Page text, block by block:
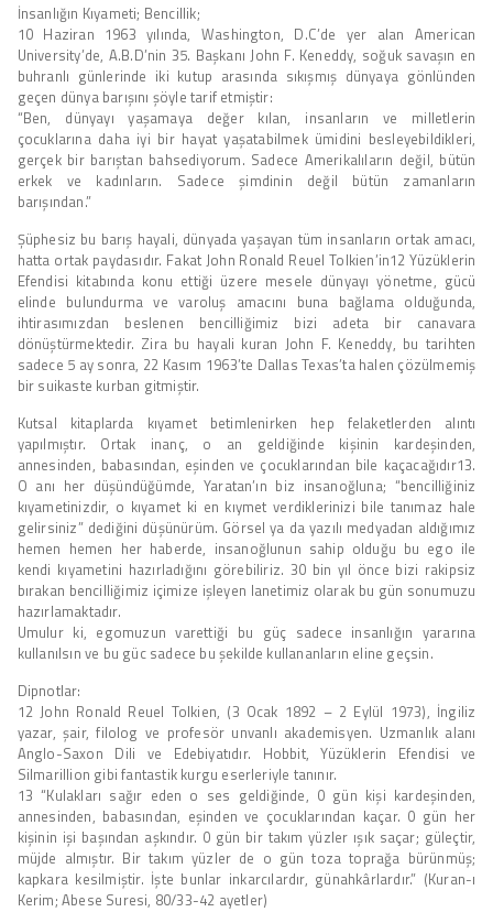
İnsanlığın Kıyameti; Bencillik;
10 Haziran 1963 yılında, Washington, D.C’de yer alan American
University’de, A.B.D’nin 35. Başkanı John F. Keneddy, soğuk savaşın en
buhranlı günlerinde iki kutup arasında sıkışmış dünyaya gönlünden
geçen dünya barışını şöyle tarif etmiştir:
“Ben, dünyayı yaşamaya değer kılan, insanların ve milletlerin
çocuklarına daha iyi bir hayat yaşatabilmek ümidini besleyebildikleri,
gerçek bir barıştan bahsediyorum. Sadece Amerikalıların değil, bütün
erkek ve kadınların. Sadece şimdinin değil bütün zamanların
barışından.”
Şüphesiz bu barış hayali, dünyada yaşayan tüm insanların ortak amacı,
hatta ortak paydasıdır. Fakat John Ronald Reuel Tolkien’in12 Yüzüklerin
Efendisi kitabında konu ettiği üzere mesele dünyayı yönetme, gücü
elinde bulundurma ve varoluş amacını buna bağlama olduğunda,
ihtirasımızdan beslenen bencilliğimiz bizi adeta bir canavara
dönüştürmektedir. Zira bu hayali kuran John F. Keneddy, bu tarihten
sadece 5 ay sonra, 22 Kasım 1963’te Dallas Texas’ta halen çözülmemiş
bir suikaste kurban gitmiştir.
Kutsal kitaplarda kıyamet betimlenirken hep felaketlerden alıntı
yapılmıştır. Ortak inanç, o an geldiğinde kişinin kardeşinden,
annesinden, babasından, eşinden ve çocuklarından bile kaçacağıdır13.
O anı her düşündüğümde, Yaratan’ın biz insanoğluna; “bencilliğiniz
kıyametinizdir, o kıyamet ki en kıymet verdiklerinizi bile tanımaz hale
gelirsiniz” dediğini düşünürüm. Görsel ya da yazılı medyadan aldığımız
hemen hemen her haberde, insanoğlunun sahip olduğu bu ego ile
kendi kıyametini hazırladığını görebiliriz. 30 bin yıl önce bizi rakipsiz
bırakan bencilliğimiz içimize işleyen lanetimiz olarak bu gün sonumuzu
hazırlamaktadır.
Umulur ki, egomuzun varettiği bu güç sadece insanlığın yararına
kullanılsın ve bu güc sadece bu şekilde kullananların eline geçsin.
Dipnotlar:
12 John Ronald Reuel Tolkien, (3 Ocak 1892 – 2 Eylül 1973), İngiliz
yazar, şair, filolog ve profesör unvanlı akademisyen. Uzmanlık alanı
Anglo-Saxon Dili ve Edebiyatıdır. Hobbit, Yüzüklerin Efendisi ve
Silmarillion gibi fantastik kurgu eserleriyle tanınır.
13 “Kulakları sağır eden o ses geldiğinde, 0 gün kişi kardeşinden,
annesinden, babasından, eşinden ve çocuklarından kaçar. 0 gün her
kişinin işi başından aşkındır. 0 gün bir takım yüzler ışık saçar; güleçtir,
müjde almıştır. Bir takım yüzler de o gün toza toprağa bürünmüş;
kapkara kesilmiştir. İşte bunlar inkarcılardır, günahkârlardır.” (Kuran-ı
Kerim; Abese Suresi, 80/33-42 ayetler)